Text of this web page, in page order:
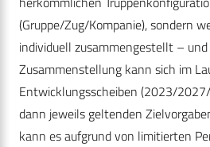
(Gruppe/Zug/Kompanie), sondern
individuell zusammengestellt – und
Zusammenstellung kann sich im
Entwicklungsscheiben (2023/
dann jeweils geltenden
kann es aufgrund von limitierten